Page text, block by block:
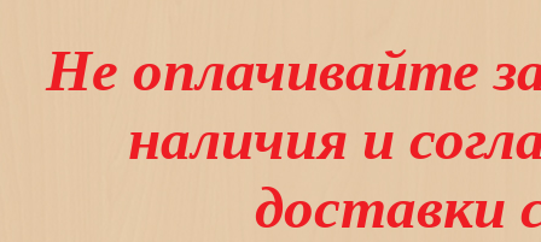
Не оплачивайте
наличия и
доставки